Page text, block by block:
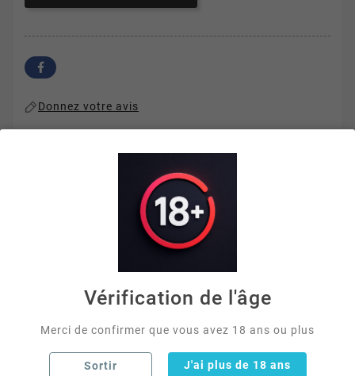
Donnez votre avis
Livraison Rapide Offerte Dès 40€ D'achat
La description
Détails du produit
Vérification de l'âge
Merci de confirmer que vous avez 18 ans ou plus
Sortir J'ai plus de 18 ans